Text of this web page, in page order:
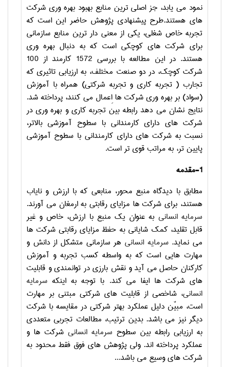
نمود می یابد، جز اصلی ترین منابع بهبود بهره وری شرکت
های هستند.طرح پیشنهادی پژوهش حاضر این است که
تجربه خاص شغلی، یکی از معنی دار ترین منابع سازمانی
برای شرکت های کوچکی است که به دنبال بهره وری
هستند. در این مطالعه با بررسی 1572 کارمند از 100
شرکت کوچک، در دو صنعت مختلف، به ارزیابی تاثیری که
تجارب ( تجربه کاری و تجربه شرکتی) همراه با آموزش
(سواد) بر بهره وری شرکت ها اِعمال می کنند، پرداخته شد.
نتایج نشان می دهد رابطه بین تجربه کاری و بهره وری در
شرکت های دارای کارمندانی با سطوح آموزشی بالاتر،
نسبت به شرکت های دارای کارمندانی با سطوح آموزشی
پایین تر، به مراتب قوی تر است.
1-مقدمه
مطابق با دیدگاه منبع محور، منابعی که با ارزش و نایاب
هستند، برای شرکت ها مزایای رقابتی به ارمغان می آورند.
سرمایه انسانی به عنوان یک منبع با ارزش، خاص و غیر
قابل تقلید، کمک شایانی به حفظ مزایای رقابتی شرکت ها
می نماید.سرمایه انسانی هر سازمانی متشکل از دانش و
مهارت هایی است که به واسطه کسب تجربه و آموزش
کارکنان حاصل می آید و نقش بارزی در توانمندی و قابلیت
های شرکت ها ایفا می کند. با توجه به اینکه سرمایه
انسانی، شاخصی از قابلیت های شرکتی مبتنی بر مهارت
است، مبیّن دلیل عملکرد بهتر شرکتی در مقایسه با شرکت
دیگر نیز می باشد. بدین ترتیب، مطالعات تجربی متعددی
به ارزیابی رابطه بین سطوح سرمایه انسانی شرکت ها و
عملکرد پرداخته اند. ولی پژوهش های فوق فقط محدود به
شرکت های وسیع می باشد...